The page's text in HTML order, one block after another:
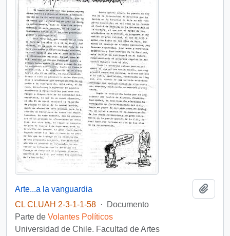
Arte...a la vanguardia
CL CLUAH 2-3-1-1-58 ·
Documento
Parte de Volantes Políticos
Universidad de Chile. Facultad de Artes